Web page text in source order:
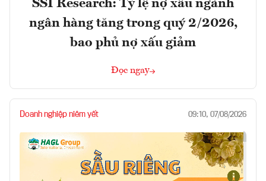
SSI Research: Tỷ lệ nợ xấu ngành
ngân hàng tăng trong quý 2/2026,
bao phủ nợ xấu giảm
Đọc ngay
Doanh nghiệp niêm yết 09:10, 07/08/2026